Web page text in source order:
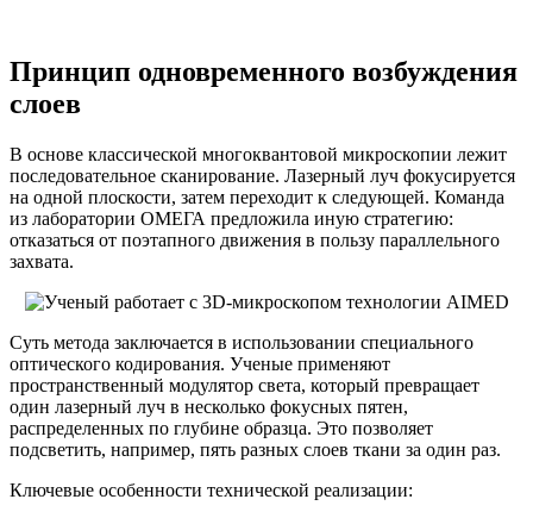
Принцип одновременного возбуждения
слоев
В основе классической многоквантовой микроскопии лежит
последовательное сканирование. Лазерный луч фокусируется
на одной плоскости, затем переходит к следующей. Команда
из лаборатории ОМЕГА предложила иную стратегию:
отказаться от поэтапного движения в пользу параллельного
захвата.
Суть метода заключается в использовании специального
оптического кодирования. Ученые применяют
пространственный модулятор света, который превращает
один лазерный луч в несколько фокусных пятен,
распределенных по глубине образца. Это позволяет
подсветить, например, пять разных слоев ткани за один раз.
Ключевые особенности технической реализации: